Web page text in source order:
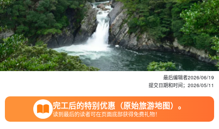
最后编辑者2026/06/19
提交日期和时间； 2026/05/11
完工后的特别优惠（原始旅游地图）。
读到最后的读者可在页面底部获得免费礼物！